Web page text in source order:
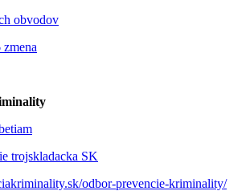
obvodov
trojskladacka SK
odbor-prevencie-kriminality/